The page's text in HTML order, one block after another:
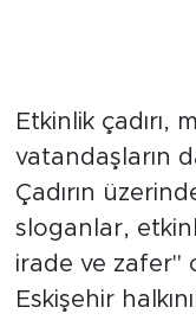
Etkinlik çadırı,
vatandaşların
Çadırın
sloganlar,
irade ve zafer"
Eskişehir